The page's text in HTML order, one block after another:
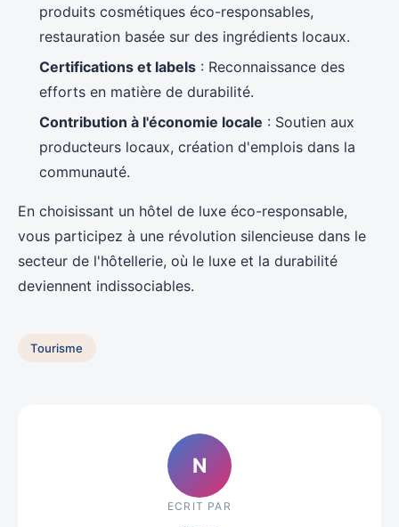
produits cosmétiques éco-responsables,
restauration basée sur des ingrédients locaux.
Certifications et labels : Reconnaissance des
efforts en matière de durabilité.
Contribution à l'économie locale : Soutien aux
producteurs locaux, création d'emplois dans la
communauté.
En choisissant un hôtel de luxe éco-responsable,
vous participez à une révolution silencieuse dans le
secteur de l'hôtellerie, où le luxe et la durabilité
deviennent indissociables.
Tourisme
N
ECRIT PAR